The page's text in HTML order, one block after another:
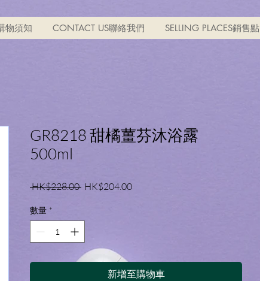
物須知 CONTACT US聯絡我們 SELLING PLACES銷售點
GR8218 甜橘薑芬沐浴露
500ml
HK$228.00 一HK$204.00促
數量 *
新增至購物車